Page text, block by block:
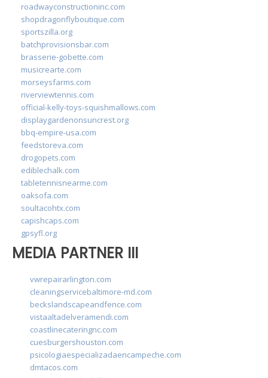
roadwayconstructioninc.com
shopdragonflyboutique.com
sportszilla.org
batchprovisionsbar.com
brasserie-gobette.com
musicrearte.com
morseysfarms.com
riverviewtennis.com
official-kelly-toys-squishmallows.com
displaygardenonsuncrest.org
bbq-empire-usa.com
feedstoreva.com
drogopets.com
ediblechalk.com
tabletennisnearme.com
oaksofa.com
soultacohtx.com
capishcaps.com
gpsyfl.org
MEDIA PARTNER III
vwrepairarlington.com
cleaningservicebaltimore-md.com
beckslandscapeandfence.com
vistaaltadelveramendi.com
coastlinecateringnc.com
cuesburgershouston.com
psicologiaespecializadaencampeche.com
dmtacos.com